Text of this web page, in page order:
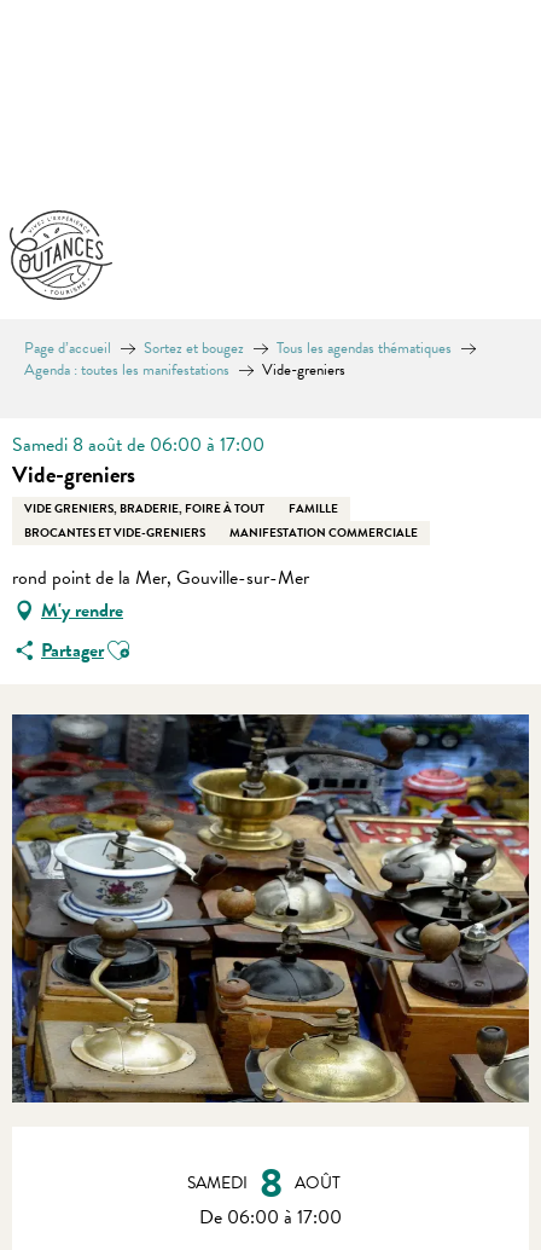
Page d’accueil Sortez et bougez
Tous les agendas thématiques
Agenda : toutes les manifestations
Vide-greniers
Samedi 8 août de 06:00 à 17:00
Vide-greniers
VIDE GRENIERS, BRADERIE, FOIRE À TOUT
FAMILLE
BROCANTES ET VIDE-GRENIERS
MANIFESTATION COMMERCIALE
rond point de la Mer, Gouville-sur-Mer
M'y rendre
PartagerAjouter aux favoris
SAMEDI 8 AOÛT
De 06:00 à 17:00